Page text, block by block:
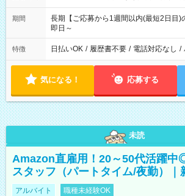
期間
長期【ご応募から1週間以内(最短2日目)
即日～
特徴 日払いOK / 履歴書不要 / 電話対応なし /
気になる！ 応募する
未読
Amazon直雇用！20～50代活躍中
スタッフ（パートタイム/夜勤）｜
アルバイト 職種未経験OK